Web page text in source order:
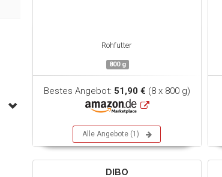
Rohfutter
800 g
Bestes Angebot: 51,90 € (8 x 800 g)
Alle Angebote (1)
DIBO